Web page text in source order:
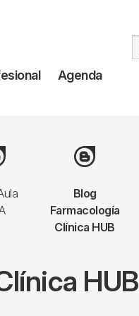
Agenda
Blog
Farmacología
Clínica HUB
Image
HUB